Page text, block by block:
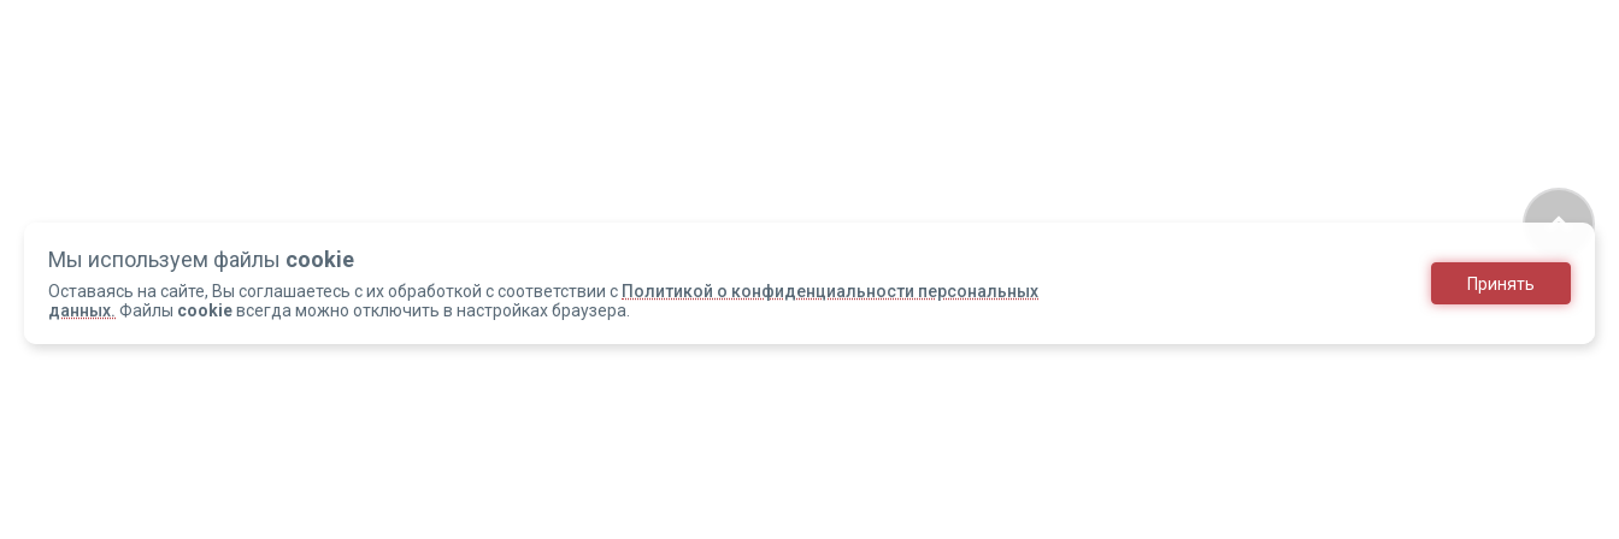
Мы используем файлы cookie
Оставаясь на сайте, Вы соглашаетесь с их обработкой с соответствии с Политикой о конфиденциальности персональных
данных. Файлы cookieвсегда можно отключить в настройках браузера.
Принять